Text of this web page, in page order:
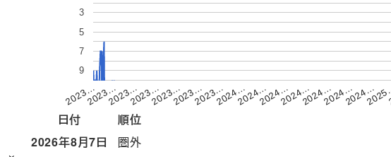
2023…2023…2023…2023…2023…2023…2023…2024…2024…2024…2024…2024…2024…2024…
3
5
7
9
日付
順位
2026年8月7日
圏外